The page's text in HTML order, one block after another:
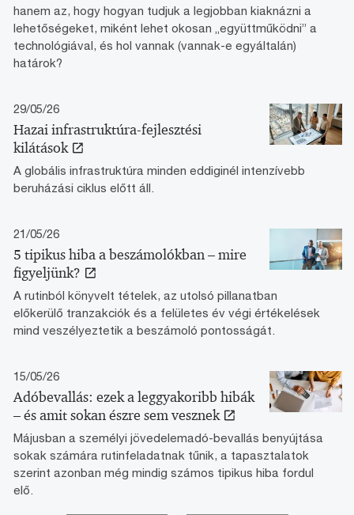
hanem az, hogy hogyan tudjuk a legjobban kiaknázni a
lehetőségeket, miként lehet okosan „együttműködni” a
technológiával, és hol vannak (vannak-e egyáltalán)
határok?
29/05/26
Hazai infrastruktúra-fejlesztési
kilátások
A globális infrastruktúra minden eddiginél intenzívebb
beruházási ciklus előtt áll.
21/05/26
5 tipikus hiba a beszámolókban – mire
figyeljünk?
A rutinból könyvelt tételek, az utolsó pillanatban
előkerülő tranzakciók és a felületes év végi értékelések
mind veszélyeztetik a beszámoló pontosságát.
15/05/26
Adóbevallás: ezek a leggyakoribb hibák
– és amit sokan észre sem vesznek
Májusban a személyi jövedelemadó-bevallás benyújtása
sokak számára rutinfeladatnak tűnik, a tapasztalatok
szerint azonban még mindig számos tipikus hiba fordul
elő.